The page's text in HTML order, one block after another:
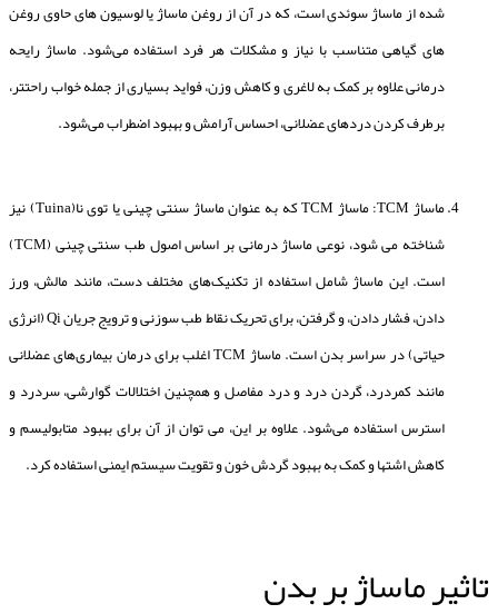
شده از ماساژ سوئدی است، که در آن از روغن ماساژ یا لوسیون های حاوی روغن
های گیاهی متناسب با نیاز و مشکلات هر فرد استفاده می‌شود. ماساژ رایحه
درمانی علاوه بر کمک به لاغری و کاهش وزن، فواید بسیاری از جمله خواب راحتتر،
برطرف کردن درد‌های عضلانی، احساس آرامش و بهبود اضطراب می‌شود.
ماساژ TCM: ماساژ TCM که به عنوان ماساژ سنتی چینی یا توی نا(Tuina) نیز
شناخته می شود، نوعی ماساژ درمانی بر اساس اصول طب سنتی چینی (TCM)
است. این ماساژ شامل استفاده از تکنیک‌های مختلف دست، مانند مالش، ورز
دادن، فشار دادن، و گرفتن، برای تحریک نقاط طب سوزنی و ترویج جریان Qi (انرژی
حیاتی) در سراسر بدن است. ماساژ TCM اغلب برای درمان بیماری‌های عضلانی
مانند کمردرد، گردن درد و درد مفاصل و همچنین اختلالات گوارشی، سردرد و
استرس استفاده می‌شود. علاوه بر این، می توان از آن برای بهبود متابولیسم و
کاهش اشتها و کمک به بهبود گردش خون و تقویت سیستم ایمنی استفاده کرد.
تاثیر ماساژ بر بدن